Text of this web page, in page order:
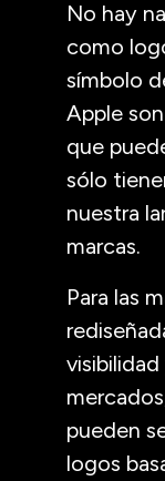
No hay
como
símbolo
Apple
que
sólo
nuestra
marcas.
Para las
pueden
logos